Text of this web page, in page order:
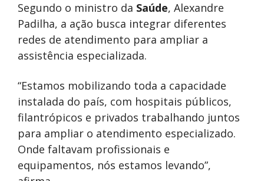
Segundo o ministro da Saúde, Alexandre
Padilha, a ação busca integrar diferentes
redes de atendimento para ampliar a
assistência especializada.
“Estamos mobilizando toda a capacidade
instalada do país, com hospitais públicos,
filantrópicos e privados trabalhando juntos
para ampliar o atendimento especializado.
Onde faltavam profissionais e
equipamentos, nós estamos levando”,